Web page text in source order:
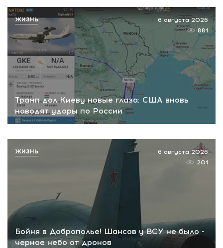
Трамп дал Киеву новые глаза: США вновь
наводят удары по России
6 августа 2026
881
ЖИЗНЬ
Бойня в Доброполье! Шансов у ВСУ не было -
черное небо от дронов
6 августа 2026
201
ЖИЗНЬ